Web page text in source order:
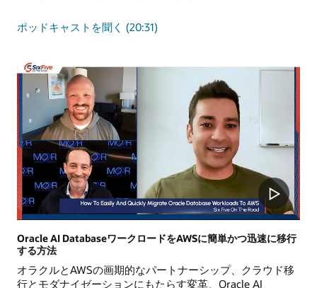
ポッドキャストを聞く 企
Oracle
AI
Database
と
Azure
の
優
れ
た
機
能
を
用
し
(20:31)
Oracle AI DatabaseワークロードをAWSに簡単かつ迅速に移行
する方法
オラクルとAWSの画期的なパートナーシップ、クラウド移
行とモダナイゼーションにもたらす変革、Oracle AI